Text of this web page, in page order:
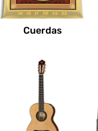
Cuerdas